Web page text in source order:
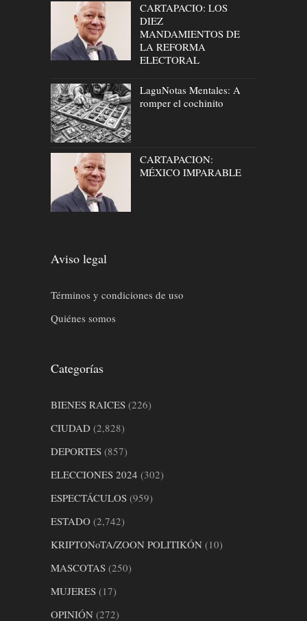
CARTAPACIO: LOS
DIEZ
MANDAMIENTOS DE
LA REFORMA
ELECTORAL
LaguNotas Mentales: A
romper el cochinito
CARTAPACION:
MÉXICO IMPARABLE
Aviso legal
Términos y condiciones de uso
Quiénes somos
Categorías
BIENES RAICES (226)
CIUDAD (2,828)
DEPORTES (857)
ELECCIONES 2024 (302)
ESPECTÁCULOS (959)
ESTADO (2,742)
KRIPTONoTA/ZOON POLITIKÓN (10)
MASCOTAS (250)
MUJERES (17)
OPINIÓN (272)